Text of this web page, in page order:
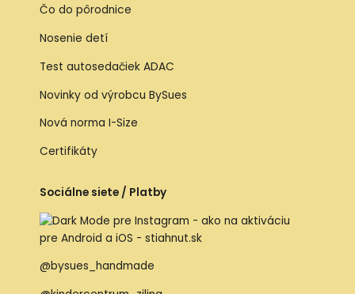
Čo do pôrodnice
Nosenie detí
Test autosedačiek ADAC
Novinky od výrobcu BySues
Nová norma I-Size
Certifikáty
Sociálne siete / Platby
@bysues_handmade